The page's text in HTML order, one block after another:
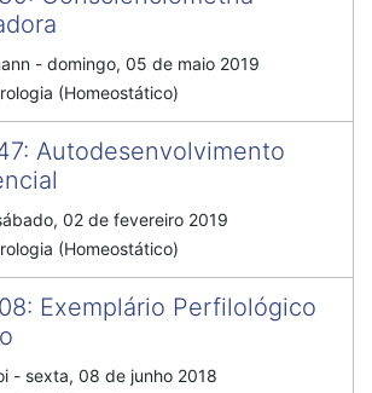
- domingo, 05 de maio 2019
(Homeostático)
: Autodesenvolvimento
02 de fevereiro 2019
(Homeostático)
: Exemplário Perfilológico
- sexta, 08 de junho 2018